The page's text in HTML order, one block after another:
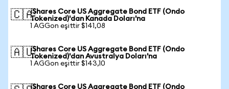
🇨🇦iShares Core US Aggregate Bond ETF (Ondo
Tokenized)'dan Kanada Doları'na
1 AGGon eşittir $141,08
🇦🇺iShares Core US Aggregate Bond ETF (Ondo
Tokenized)'dan Avustralya Doları'na
1 AGGon eşittir $143,10
iShares Core US Aggregate Bond ETF (Ondo